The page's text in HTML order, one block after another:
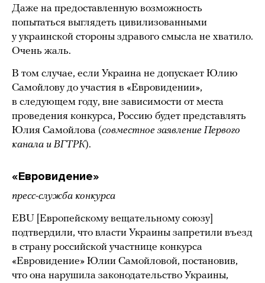
Даже на предоставленную возможность
попытаться выглядеть цивилизованными
у украинской стороны здравого смысла не хватило.
Очень жаль.
В том случае, если Украина не допускает Юлию
Самойлову до участия в «Евровидении»,
в следующем году, вне зависимости от места
проведения конкурса, Россию будет представлять
Юлия Самойлова (совместное заявление Первого
канала и ВГТРК).
«Евровидение»
пресс-служба конкурса
EBU [Европейскому вещательному союзу]
подтвердили, что власти Украины запретили въезд
в страну российской участнице конкурса
«Евровидение» Юлии Самойловой, постановив,
что она нарушила законодательство Украины,